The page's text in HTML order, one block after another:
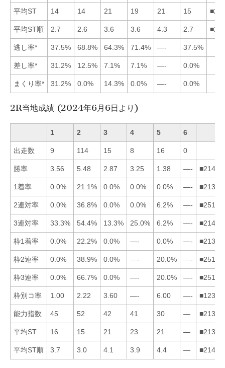
平均ST 14 14 21 19 21 15
平均ST順 2.7 2.6 3.6 3.6 4.3 2.7
逃し率* 37.5% 68.8% 64.3% 71.4% —- 37.5%
差し率* 31.2% 12.5% 7.1% 7.1% —- 0.0%
まくり率* 31.2% 0.0% 14.3% 0.0% —- 0.0%
2R当地成績 (2024年6月6日より)
1 2 3 4 5 6
出走数 9 114 15 8 16 0
勝率 3.56 5.48 2.87 3.25 1.38 —-
1着率 0.0% 21.1% 0.0% 0.0% 0.0% —-
2連対率 0.0% 36.8% 0.0% 0.0% 6.2% —-
3連対率 33.3% 54.4% 13.3% 25.0% 6.2% —-
枠1着率 0.0% 22.2% 0.0% —- 0.0% —-
枠2連率 0.0% 38.9% 0.0% —- 20.0% —-
枠3連率 0.0% 66.7% 0.0% —- 20.0% —-
枠別コ率 1.00 2.22 3.60 —- 6.00 —-
能力指数 45 52 42 41 30 —
平均ST 16 15 21 23 21 —
平均ST順 3.7 3.0 4.1 3.9 4.4 —